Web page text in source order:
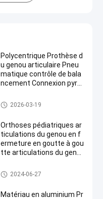
Polycentrique Prothèse d
u genou articulaire Pneu
matique contrôle de bala
ncement Connexion pyra
Articulation du genou prosthét
ique
2026-03-19
Orthoses pédiatriques ar
ticulations du genou en f
ermeture en goutte à gou
tte articulations du geno
enfant 13 mm
Prothèse pédiatrique
2024-06-27
Matériau en aluminium Pr